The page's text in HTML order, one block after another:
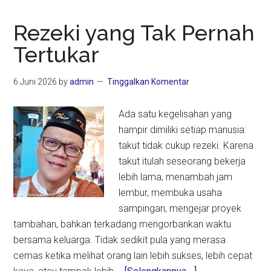
Rezeki yang Tak Pernah
Tertukar
6 Juni 2026 byadmin Tinggalkan Komentar
Ada satu kegelisahan yang
hampir dimiliki setiap manusia:
takut tidak cukup rezeki. Karena
takut itulah seseorang bekerja
lebih lama, menambah jam
lembur, membuka usaha
sampingan, mengejar proyek
tambahan, bahkan terkadang mengorbankan waktu
bersama keluarga. Tidak sedikit pula yang merasa
cemas ketika melihat orang lain lebih sukses, lebih cepat